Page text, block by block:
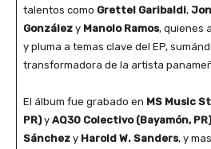
talentos como Grettel Garibaldi,
González y Manolo Ramos, quienes
y pluma a temas clave del EP,
transformadora de la artista
El álbum fue grabado en MS Music
PR)y AQ30 Colectivo (Bayamón, PR)
Sánchez y Harold W. Sanders, y